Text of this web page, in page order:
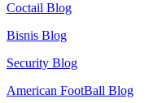
Coctail Blog
Bisnis Blog
Security Blog
American FootBall Blog